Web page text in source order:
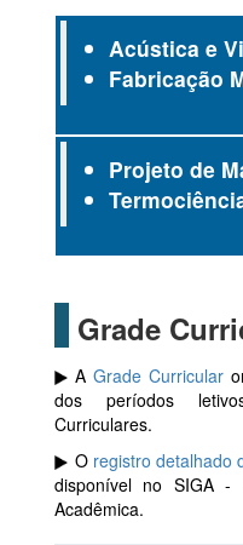
Acústica e
Fabricação
Projeto de
Grade
A Grade Curricular
dos períodos
Curriculares.
O registro detalhado
disponível no SIGA -
Acadêmica.